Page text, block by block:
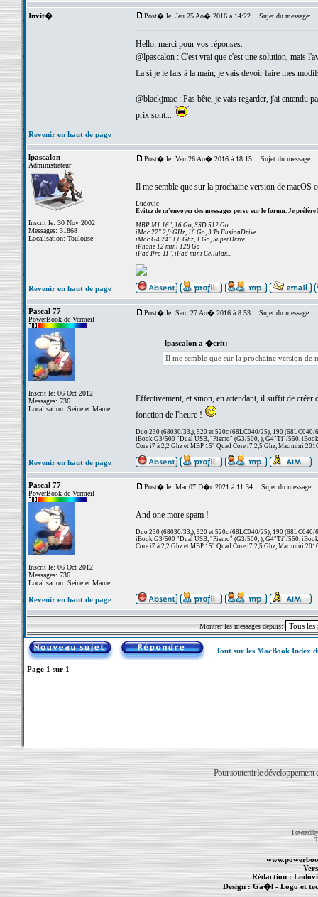
Invit� Post� le: Jeu 25 Ao� 2016 à 14:22 Sujet du message:
Hello, merci pour vos réponses.
@lpascalon : C'est vrai que c'est une solution, mais
La si je le fais à la main, je vais devoir faire mes
@blackjmac : Pas bête, je vais regarder, j'ai entendu
prix sont...
Revenir en haut de page
lpascalon
Administrateur
Inscrit le: 30 Nov 2002
Messages: 31868
Localisation: Toulouse
Post� le: Ven 26 Ao� 2016 à 18:15 Sujet du message:
Il me semble que sur la prochaine version de macOS
Ludovic
Evitez de m'envoyer des messages perso sur le forum. Je préfère
MBP M1 16", 16 Go, SSD 512 Go
iMac 27" 2,9 GHz, 16 Go, 3 To FusionDrive
iMac G4 24" 1,6 Ghz, 1 Go, SuperDrive
iPhone 12 mini 128 Go
iPad Pro 11", iPad mini Cellular...
Revenir en haut de page
Pascal 77
PowerBook de Vermeil
Inscrit le: 06 Oct 2012
Messages: 736
Localisation: Seine et Marne
Post� le: Sam 27 Ao� 2016 à 8:53 Sujet du message:
lpascalon a �crit:
Il me semble que sur la prochaine version de
Effectivement, et sinon, en attendant, il suffit de
fonction de l'heure !
Duo 230 (68030/33,), 520 et 520c (68LC040/25), 190 (68LC040/
iBook G3/500 "Dual USB, "Pismo" (G3/500, ), G4"Ti"/550,
Core i7 à 2,2 Ghz et MBP 15" Quad Core i7 2,5 Ghz, Mac mini
Revenir en haut de page
Pascal 77
PowerBook de Vermeil
Inscrit le: 06 Oct 2012
Messages: 736
Localisation: Seine et Marne
Post� le: Mar 07 D�c 2021 à 11:34 Sujet du message:
And one more spam !
Duo 230 (68030/33,), 520 et 520c (68LC040/25), 190 (68LC040/
iBook G3/500 "Dual USB, "Pismo" (G3/500, ), G4"Ti"/550,
Core i7 à 2,2 Ghz et MBP 15" Quad Core i7 2,5 Ghz, Mac mini
Revenir en haut de page
Montrer les messages depuis:
Tout sur les MacBook Index
Page 1 sur 1
Pour soutenir le développement
Powered
Rédaction :
Design : Ga�l- Logo et
Informations : PowerBook- MacBook Pro-